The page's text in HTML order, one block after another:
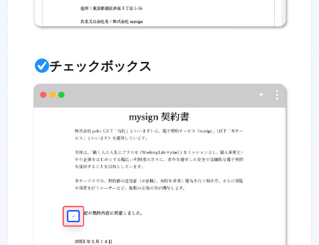
チェックボックス